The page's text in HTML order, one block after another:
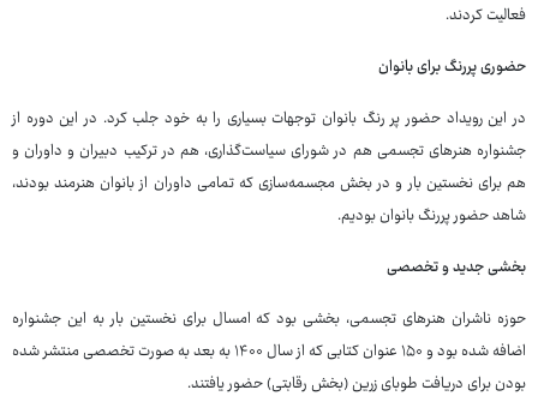
فعالیت کردند.
حضوری پررنگ برای بانوان
در این رویداد حضور پر رنگ بانوان توجهات بسیاری را به خود جلب کرد. در این دوره از
جشنواره هنرهای تجسمی هم در شورای سیاست‌گذاری، هم در ترکیب دبیران و داوران و
هم برای نخستین بار و در بخش مجسمه‌سازی که تمامی داوران از بانوان هنرمند بودند،
شاهد حضور پررنگ بانوان بودیم.
بخشی جدید و تخصصی
حوزه ناشران هنرهای تجسمی، بخشی بود که امسال برای نخستین بار به این جشنواره
اضافه شده بود و ۱۵۰ عنوان کتابی که از سال ۱۴۰۰ به بعد به صورت تخصصی منتشر شده
بودن برای دریافت طوبای زرین (بخش رقابتی) حضور یافتند.